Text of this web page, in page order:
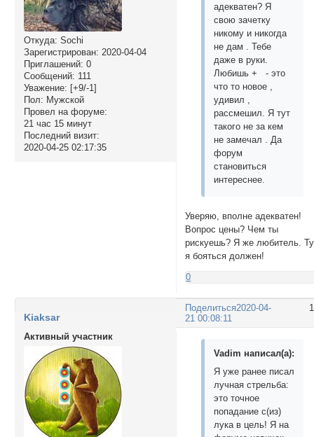
Откуда: Sochi
Зарегистрирован: 2020-04-04
Приглашений: 0
Сообщений: 111
Уважение: [+9/-1]
Пол: Мужской
Провел на форуме:
21 час 15 минут
Последний визит:
2020-04-25 02:17:35
адекватен? Я
свою зачетку
никому и никогда
не дам . Тебе
даже в руки.
Любишь + - это
что то новое ,
удивил ,
рассмешил. Я тут
такого не за кем
не замечал . Да
форум
становиться
интереснее.
Уверяю, вполне адекватен!
Вопрос цены? Чем ты
рискуешь? Я же любитель.
я бояться должен!
0
Поделиться2020-04-
21 00:08:11
Kiaksar
Активный участник
Vadim написал(а):
Я уже ранее писал
лучная стрельба:
это точное
попадание с(из)
лука в цель! Я на